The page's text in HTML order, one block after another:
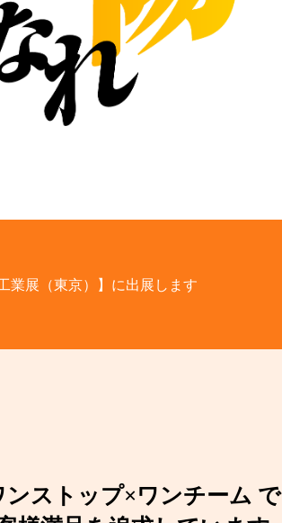
業展（東京）】に出展します
ンストップ×ワンチーム で